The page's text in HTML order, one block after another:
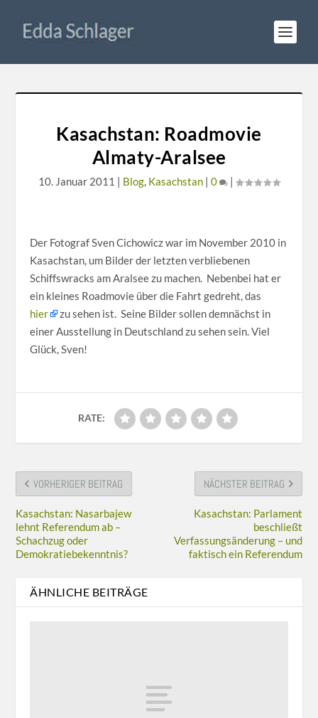
Kasachstan: Roadmovie
Almaty-Aralsee
10. Januar 2011 | Blog, Kasachstan | 0 |
Der Fotograf Sven Cichowicz war im November 2010 in
Kasachstan, um Bilder der letzten verbliebenen
Schiffswracks am Aralsee zu machen. Nebenbei hat er
ein kleines Roadmovie über die Fahrt gedreht, das
hier
zu sehen ist. Seine Bilder sollen demnächst in
einer Ausstellung in Deutschland zu sehen sein. Viel
Glück, Sven!
RATE:
VORHERIGER BEITRAG
Kasachstan: Nasarbajew
lehnt Referendum ab –
Schachzug oder
Demokratiebekenntnis?
NÄCHSTER BEITRAG
Kasachstan: Parlament
beschließt
Verfassungsänderung – und
faktisch ein Referendum
ÄHNLICHE BEITRÄGE